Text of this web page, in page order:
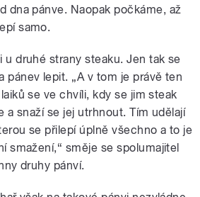
dna pánve. Naopak počkáme, až
samo.
u druhé strany steaku. Jen tak se
pánev lepit. „A v tom je právě ten
se ve chvíli, kdy se jim steak
a snaží se jej utrhnout. Tím udělají
se přilepí úplně všechno a to je
smažení,“ směje se spolumajitel
druhy pánví.